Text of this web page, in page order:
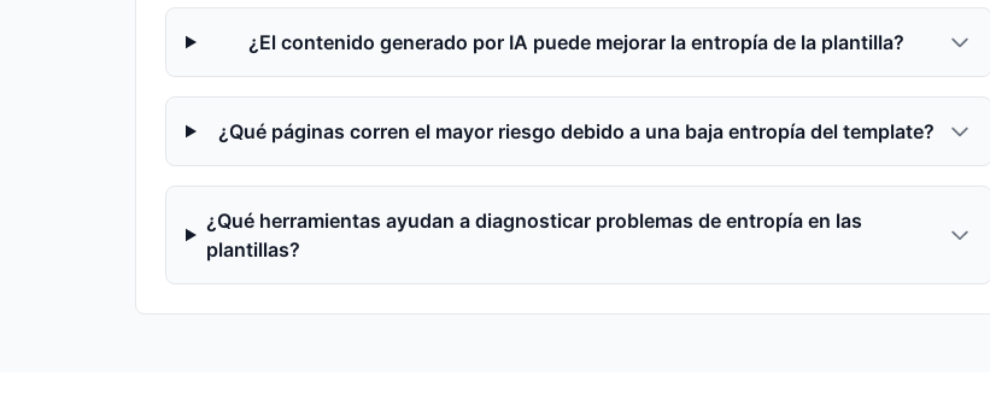
¿El contenido generado por IA puede mejorar la entropía de la plantilla?
¿Qué páginas corren el mayor riesgo debido a una baja entropía del template?
¿Qué herramientas ayudan a diagnosticar problemas de entropía en las
plantillas?